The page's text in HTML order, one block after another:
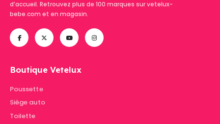
d’accueil. Retrouvez plus de 100 marques sur vetelux-
bebe.com et en magasin.
Boutique Vetelux
Poussette
Siège auto
Toilette